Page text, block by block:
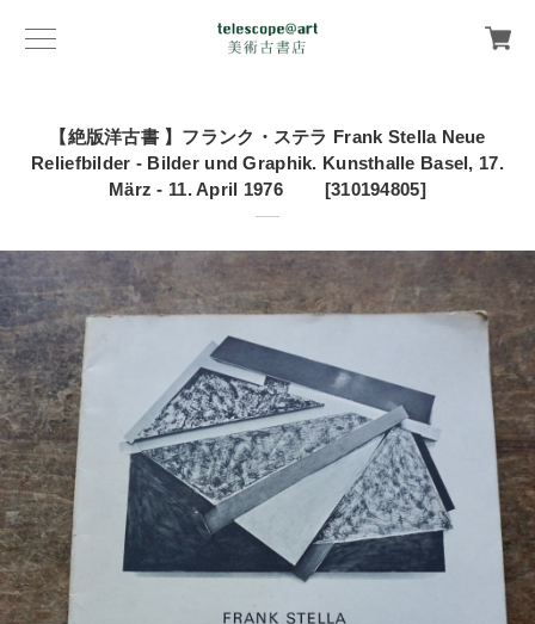
【絶版洋古書 】フランク・ステラ Frank Stella Neue
Reliefbilder - Bilder und Graphik. Kunsthalle Basel, 17.
März - 11. April 1976 [310194805]